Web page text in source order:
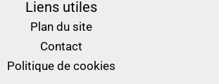
Liens utiles
Plan du site
Contact
Politique de cookies